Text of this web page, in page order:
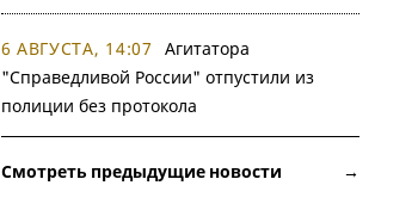
6 АВГУСТА, 14:07
Агитатора
"Справедливой России" отпустили из
полиции без протокола
Смотреть предыдущие новости →